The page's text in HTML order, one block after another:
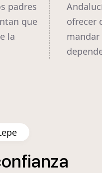
padres
que
la
ofrecer